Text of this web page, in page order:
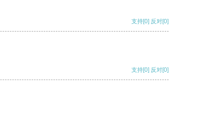
支持[0] 反对[0]
支持[0] 反对[0]